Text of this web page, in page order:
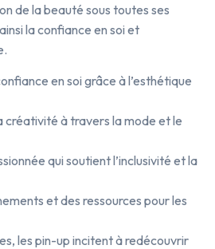
de la beauté sous toutes ses
la confiance en soi et
en soi grâce à l’esthétique
créativité à travers la mode et le
qui soutient l’inclusivité et la
et des ressources pour les
les pin-up incitent à redécouvrir